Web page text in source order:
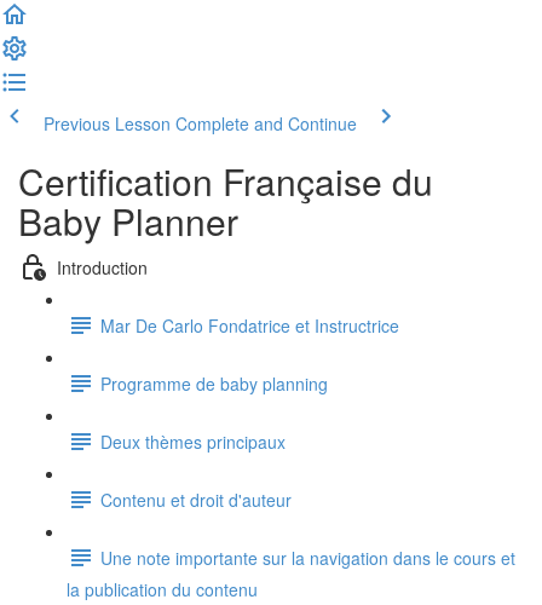
Previous Lesson Complete and Continue
Certification Française du
Baby Planner
Introduction
Mar De Carlo Fondatrice et Instructrice
Programme de baby planning
Deux thèmes principaux
Contenu et droit d'auteur
Une note importante sur la navigation dans le cours et
la publication du contenu